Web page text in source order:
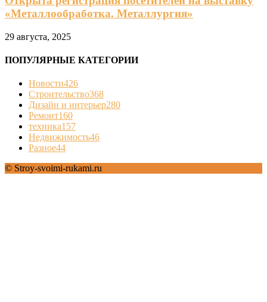
«Металлообработка. Металлургия»
29 августа, 2025
ПОПУЛЯРНЫЕ КАТЕГОРИИ
Новости426
Строительство368
Дизайн и интерьер280
Ремонт160
техника157
Недвижимость46
Разное44
© Stroy-svoimi-rukami.ru